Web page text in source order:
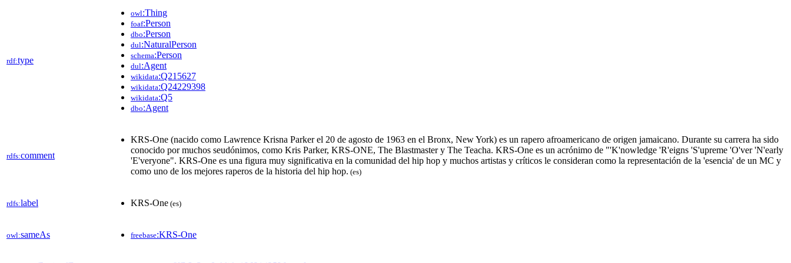
rdf:type
owl:Thing
foaf:Person
dbo:Person
dul:NaturalPerson
schema:Person
dul:Agent
wikidata:Q215627
wikidata:Q24229398
wikidata:Q5
dbo:Agent
rdfs:comment
KRS-One (nacido como Lawrence Krisna Parker el 20 de agosto de 1963 en el Bronx, New York) es un rapero afroamericano de origen jamaicano. Durante su carrera ha sido
conocido por muchos seudónimos, como Kris Parker, KRS-ONE, The Blastmaster y The Teacha. KRS-One es un acrónimo de "'K'nowledge 'R'eigns 'S'upreme 'O'ver 'N'early
'E'veryone". KRS-One es una figura muy significativa en la comunidad del hip hop y muchos artistas y críticos le consideran como la representación de la 'esencia' de un MC y
como uno de los mejores raperos de la historia del hip hop. (es)
rdfs:label KRS-One (es)
owl:sameAs freebase:KRS-One